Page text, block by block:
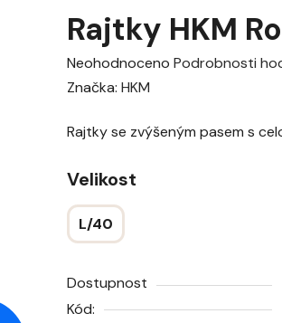
Rajtky HKM
Průměrné
hodnocení
je
z
5
hvězdiček.
Neohodnoceno Podrobnosti
Značka: HKM
Rajtky se zvýšeným pasem s
Velikost
L/40
Dostupnost
Kód: